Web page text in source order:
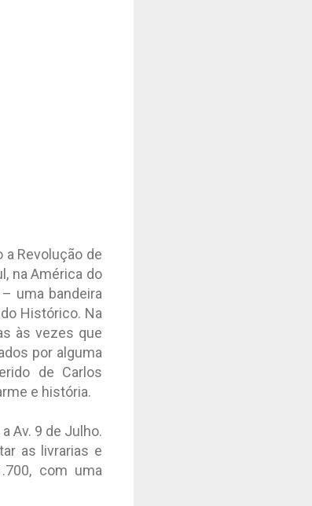
Revolução de
na América do
uma bandeira
Histórico. Na
às vezes que
por alguma
de Carlos
e história.
Av. 9 de Julho.
as livrarias e
com uma